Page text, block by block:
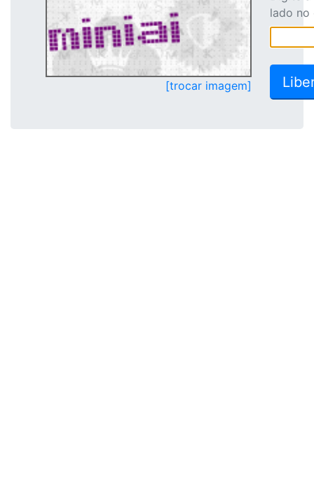
[trocar imagem]
lado no